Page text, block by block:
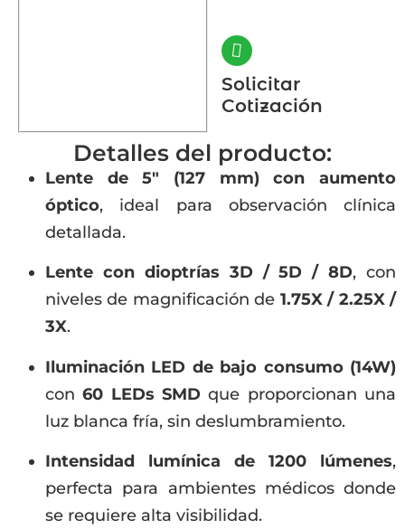
Solicitar
Cotización
Detalles del producto:
Lente de 5″ (127 mm) con aumento
óptico, ideal para observación clínica
detallada.
Lente con dioptrías 3D / 5D / 8D, con
niveles de magnificación de 1.75X / 2.25X /
3X.
Iluminación LED de bajo consumo (14W)
con60 LEDs SMD que proporcionan una
luz blanca fría, sin deslumbramiento.
Intensidad lumínica de 1200 lúmenes,
perfecta para ambientes médicos donde
se requiere alta visibilidad.